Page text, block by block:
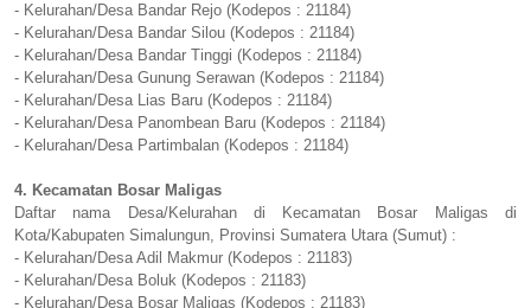
- Kelurahan/Desa Bandar Rejo (Kodepos : 21184)
- Kelurahan/Desa Bandar Silou (Kodepos : 21184)
- Kelurahan/Desa Bandar Tinggi (Kodepos : 21184)
- Kelurahan/Desa Gunung Serawan (Kodepos : 21184)
- Kelurahan/Desa Lias Baru (Kodepos : 21184)
- Kelurahan/Desa Panombean Baru (Kodepos : 21184)
- Kelurahan/Desa Partimbalan (Kodepos : 21184)
4. Kecamatan Bosar Maligas
Daftar nama Desa/Kelurahan di Kecamatan Bosar Maligas di
Kota/Kabupaten Simalungun, Provinsi Sumatera Utara (Sumut) :
- Kelurahan/Desa Adil Makmur (Kodepos : 21183)
- Kelurahan/Desa Boluk (Kodepos : 21183)
- Kelurahan/Desa Bosar Maligas (Kodepos : 21183)